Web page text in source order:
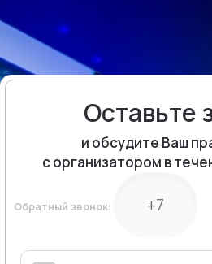
Оставьте
и обсудите Ваш
с организатором в
Обратный звонок: